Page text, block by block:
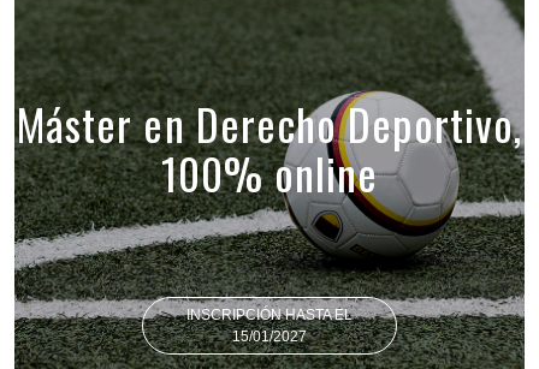
Máster en Derecho Deportivo,
100% online
INSCRIPCIÓN HASTA EL
15/01/2027